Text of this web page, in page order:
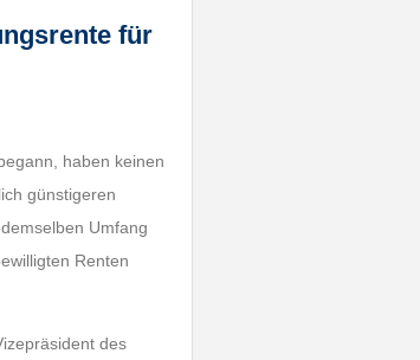
für
haben keinen
günstigeren
Umfang
Renten
des